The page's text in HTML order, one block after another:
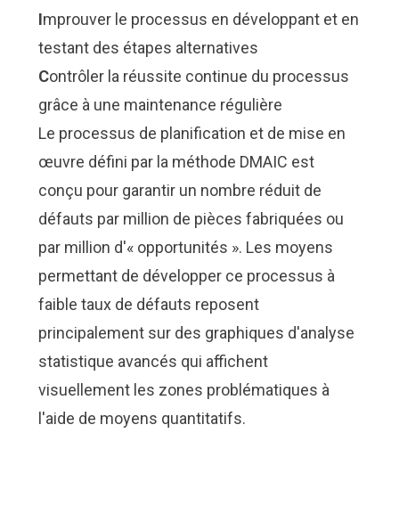
Improuver le processus en développant et en
testant des étapes alternatives
Contrôler la réussite continue du processus
grâce à une maintenance régulière
Le processus de planification et de mise en
œuvre défini par la méthode DMAIC est
conçu pour garantir un nombre réduit de
défauts par million de pièces fabriquées ou
par million d'« opportunités ». Les moyens
permettant de développer ce processus à
faible taux de défauts reposent
principalement sur des graphiques d'analyse
statistique avancés qui affichent
visuellement les zones problématiques à
l'aide de moyens quantitatifs.